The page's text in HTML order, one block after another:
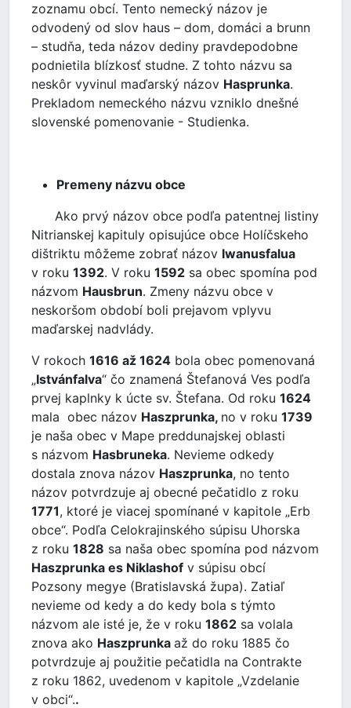
zoznamu obcí. Tento nemecký názov je
odvodený od slov haus – dom, domáci a brunn
– studňa, teda názov dediny pravdepodobne
podnietila blízkosť studne. Z tohto názvu sa
neskôr vyvinul maďarský názov Hasprunka.
Prekladom nemeckého názvu vzniklo dnešné
slovenské pomenovanie - Studienka.
Premeny názvu obce
Ako prvý názov obce podľa patentnej listiny
Nitrianskej kapituly opisujúce obce Holíčskeho
dištriktu môžeme zobrať názov Iwanusfalua
v roku 1392. V roku 1592 sa obec spomína pod
názvom Hausbrun. Zmeny názvu obce v
neskoršom období boli prejavom vplyvu
maďarskej nadvlády.
V rokoch 1616 až 1624 bola obec pomenovaná
„Istvánfalva“ čo znamená Štefanová Ves podľa
prvej kaplnky k úcte sv. Štefana. Od roku 1624
mala obec názov Haszprunka, no v roku 1739
je naša obec v Mape preddunajskej oblasti
s názvom Hasbruneka. Nevieme odkedy
dostala znova názov Haszprunka, no tento
názov potvrdzuje aj obecné pečatidlo z roku
1771, ktoré je viacej spomínané v kapitole „Erb
obce“. Podľa Celokrajinského súpisu Uhorska
z roku 1828 sa naša obec spomína pod názvom
Haszprunka es Niklashof v súpisu obcí
Pozsony megye (Bratislavská župa). Zatiaľ
nevieme od kedy a do kedy bola s týmto
názvom ale isté je, že v roku 1862 sa volala
znova ako Haszprunka až do roku 1885 čo
potvrdzuje aj použitie pečatidla na Contrakte
z roku 1862, uvedenom v kapitole „Vzdelanie
v obci“..